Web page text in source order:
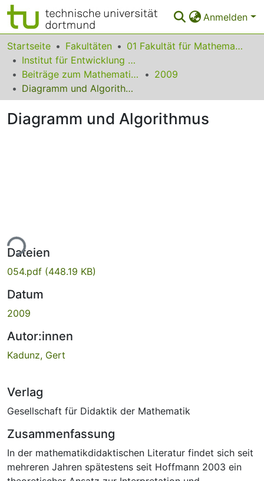
Anmelden
Bereiche & Sammlungen
Das gesamte Repositorium
Statistiken
FAQ
Startseite Fakultäten
01 Fakultät für Mathematik
Institut für Entwicklung und Erforschung des Mathematikunterrichts
Beiträge zum Mathematikunterricht
2009
Diagramm und Algorithmus
Diagramm und Algorithmus
Dateien
054.pdf (448.19 KB)
Datum
2009
Autor:innen
Kadunz, Gert
Verlag
Gesellschaft für Didaktik der Mathematik
Zusammenfassung
In der mathematikdidaktischen Literatur findet sich seit
mehreren Jahren spätestens seit Hoffmann 2003 ein